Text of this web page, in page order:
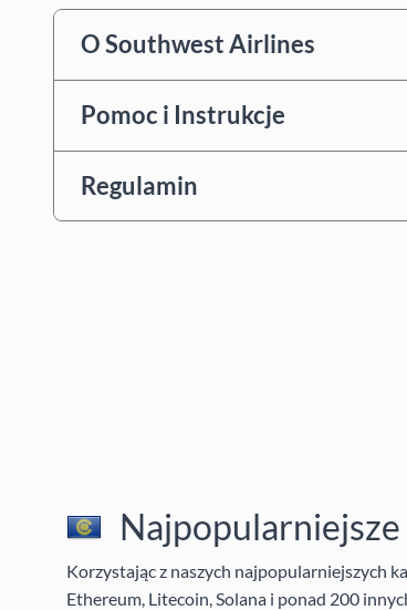
O Southwest Airlines
Pomoc i Instrukcje
Regulamin
Korzystając z naszych najpopularniejszych
Ethereum, Litecoin, Solana i ponad 200